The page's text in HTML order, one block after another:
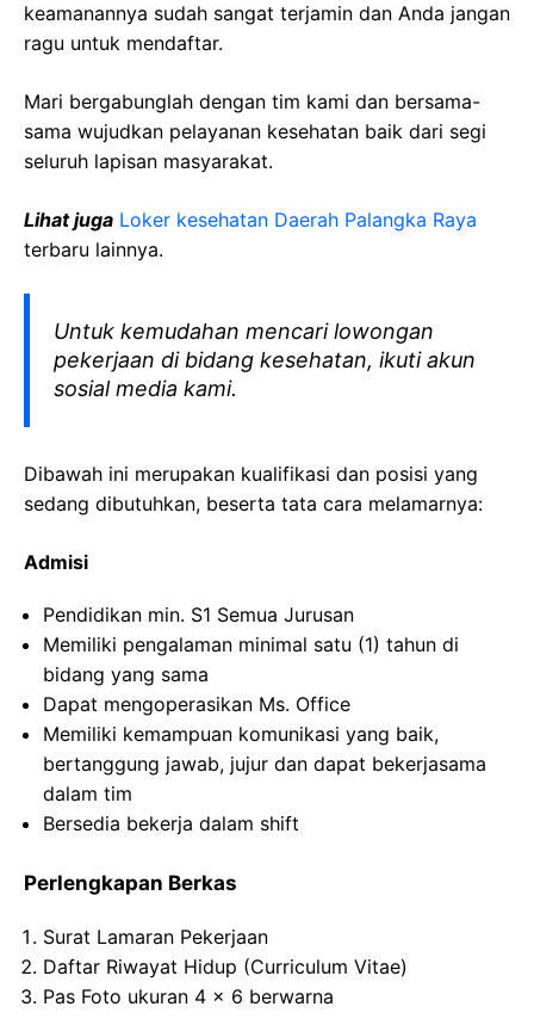
keamanannya sudah sangat terjamin dan Anda jangan
ragu untuk mendaftar.
Mari bergabunglah dengan tim kami dan bersama-
sama wujudkan pelayanan kesehatan baik dari segi
seluruh lapisan masyarakat.
Lihat juga Loker kesehatan Daerah Palangka Raya
terbaru lainnya.
Untuk kemudahan mencari lowongan
pekerjaan di bidang kesehatan, ikuti akun
sosial media kami.
Dibawah ini merupakan kualifikasi dan posisi yang
sedang dibutuhkan, beserta tata cara melamarnya:
Admisi
Pendidikan min. S1 Semua Jurusan
Memiliki pengalaman minimal satu (1) tahun di
bidang yang sama
Dapat mengoperasikan Ms. Office
Memiliki kemampuan komunikasi yang baik,
bertanggung jawab, jujur dan dapat bekerjasama
dalam tim
Bersedia bekerja dalam shift
Perlengkapan Berkas
Surat Lamaran Pekerjaan
Daftar Riwayat Hidup (Curriculum Vitae)
Pas Foto ukuran 4 x 6 berwarna